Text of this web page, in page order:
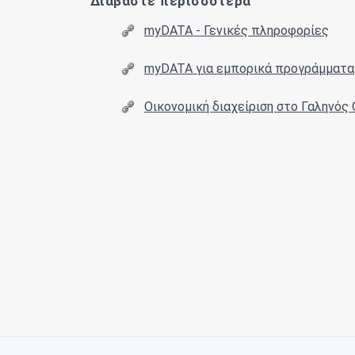
myDATA - Γενικές πληροφορίες
myDATA για εμπορικά προγράμματα
Οικονομική διαχείριση στο Γαληνός